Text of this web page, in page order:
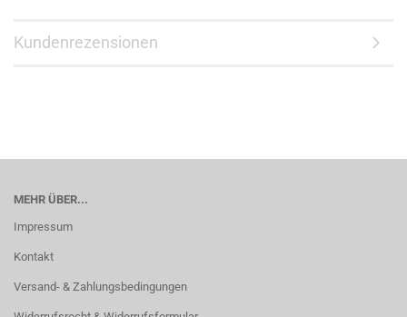
Kundenrezensionen
MEHR ÜBER...
Impressum
Kontakt
Versand- & Zahlungsbedingungen